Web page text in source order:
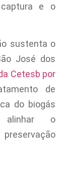
e o
sustenta o
José dos
Cetesb por
de
do biogás
o